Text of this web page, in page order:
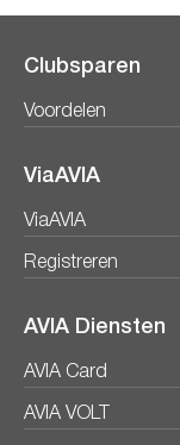
Clubsparen
Voordelen
ViaAVIA
ViaAVIA
Registreren
AVIA Diensten
AVIA Card
AVIA VOLT